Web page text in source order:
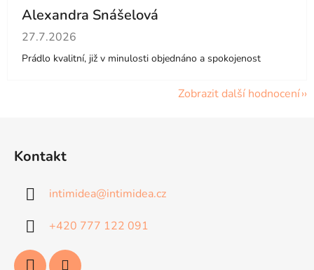
Alexandra Snášelová
Hodnocení obchodu je 5 z 5 hvězdiček.
27.7.2026
Prádlo kvalitní, již v minulosti objednáno a spokojenost
Zobrazit další hodnocení
Kontakt
intimidea@intimidea.cz
+420 777 122 091